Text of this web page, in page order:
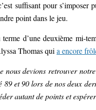
suffisant pour
point dans le jeu.
terme d’une deuxième mi-
Thomas qui a encore
nous devions retrouver
89 et 90 lors de nos deux
autant de points et